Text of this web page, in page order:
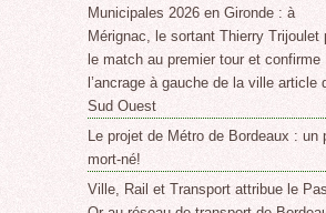
DE
Municipales 2026 en Gironde : à
Mérignac, le sortant Thierry Trijoulet
le match au premier tour et confirme
l’ancrage à gauche de la ville article
Sud Ouest
Le projet de Métro de Bordeaux : un
mort-né!
Ville, Rail et Transport attribue le